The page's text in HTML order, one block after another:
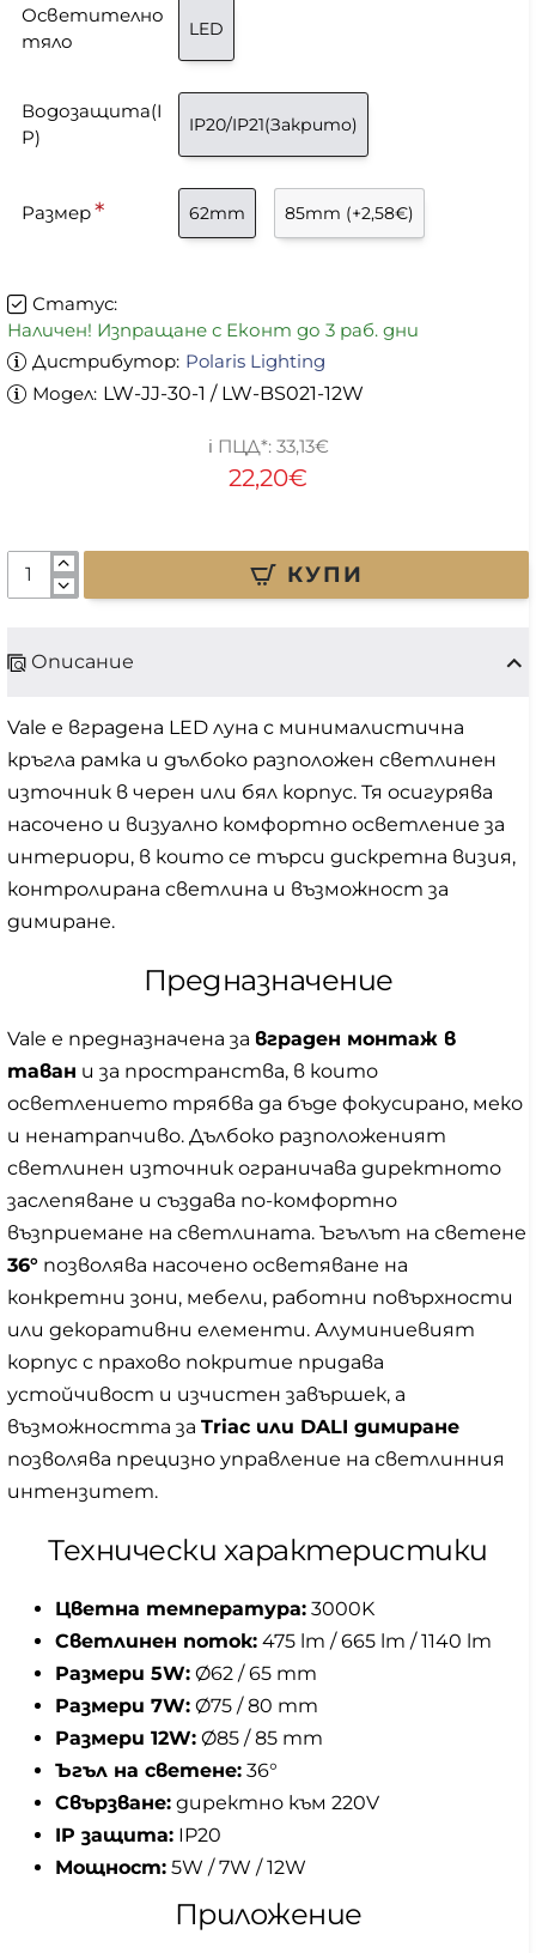
Статус:
Наличен! Изпращане с Еконт до 3 раб. дни
Дистрибутор: Polaris Lighting
Модел: LW-JJ-30-1 / LW-BS021-12W
22,20€
33,13€
Осветително
тяло
LED
Водозащита(I
P)
IP20/IP21(Закрито)
Размер 62mm 85mm (+2,58€)
КУПИ
Описание
Vale е вградена LED луна с минималистична
кръгла рамка и дълбоко разположен светлинен
източник в черен или бял корпус. Тя осигурява
насочено и визуално комфортно осветление за
интериори, в които се търси дискретна визия,
контролирана светлина и възможност за
димиране.
Предназначение
Vale е предназначена за вграден монтаж в
таван и за пространства, в които
осветлението трябва да бъде фокусирано, меко
и ненатрапчиво. Дълбоко разположеният
светлинен източник ограничава директното
заслепяване и създава по-комфортно
възприемане на светлината. Ъгълът на светене
36° позволява насочено осветяване на
конкретни зони, мебели, работни повърхности
или декоративни елементи. Алуминиевият
корпус с прахово покритие придава
устойчивост и изчистен завършек, а
възможността за Triac или DALI димиране
позволява прецизно управление на светлинния
интензитет.
Технически характеристики
Цветна температура: 3000K
Светлинен поток: 475 lm / 665 lm / 1140 lm
Размери 5W: Ø62 / 65 mm
Размери 7W: Ø75 / 80 mm
Размери 12W: Ø85 / 85 mm
Ъгъл на светене: 36°
Свързване: директно към 220V
IP защита: IP20
Мощност: 5W / 7W / 12W
Приложение